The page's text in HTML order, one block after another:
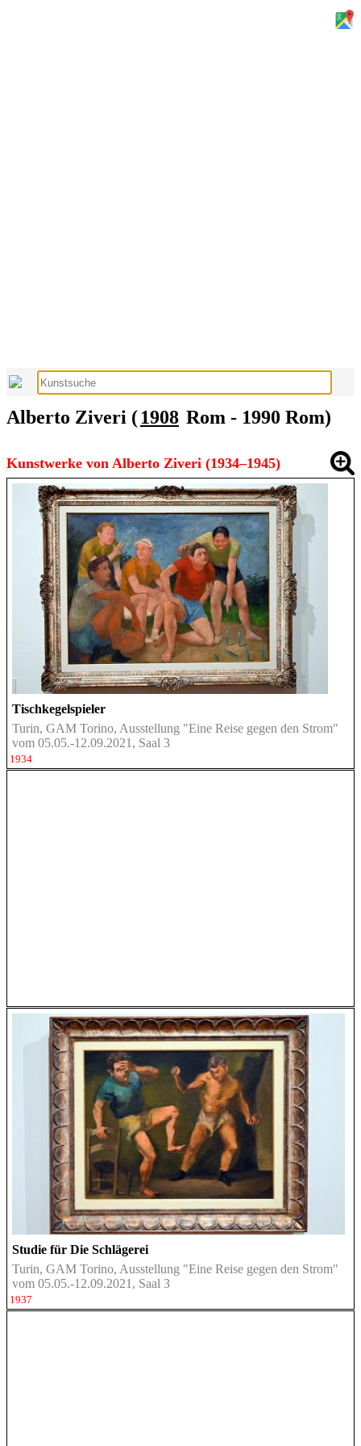
Alberto Ziveri (1908 Rom - 1990 Rom)
Kunstwerke von Alberto Ziveri (1934–1945)
Tischkegelspieler
Turin, GAM Torino, Ausstellung "Eine Reise gegen den Strom"
vom 05.05.-12.09.2021, Saal 3
1934
Studie für Die Schlägerei
Turin, GAM Torino, Ausstellung "Eine Reise gegen den Strom"
vom 05.05.-12.09.2021, Saal 3
1937